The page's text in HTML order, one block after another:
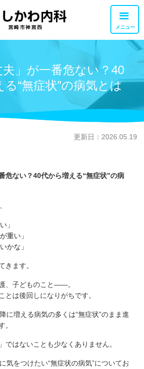
メニュー
ラ
夫」が一番危ない？40
“無症状”の病気とは
更新日：2026.05.19
危ない？40代から増える“無症状”の病
」
重い」
かな」
きます。
、子どものこと――。
とは後回しになりがちです。
に増える病気の多くは“無症状”のまま進
。
ではないことも少なくありません。
気をつけたい“無症状の病気”についてお